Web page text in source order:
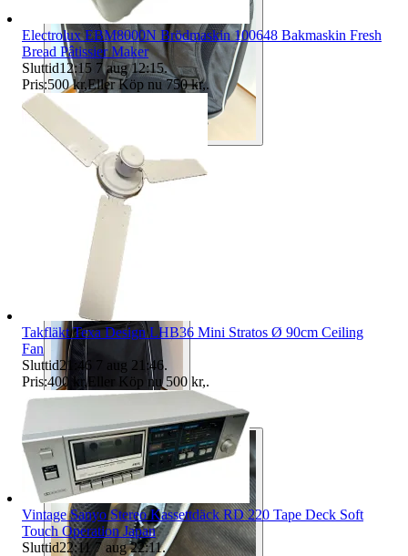
Electrolux EBM8000N Brödmaskin 100648 Bakmaskin Fresh
Bread Pâtissier Maker
Sluttid12:15 7 aug 12:15.
Pris:500 kr,Eller Köp nu 750 kr,.
Takfläkt Texa Design LHB36 Mini Stratos Ø 90cm Ceiling
Fan
Sluttid21:46 7 aug 21:46.
Pris:400 kr,Eller Köp nu 500 kr,.
Vintage Sanyo Stereo Kassettdäck RD 220 Tape Deck Soft
Touch Operation Japan
Sluttid22:11 7 aug 22:11.